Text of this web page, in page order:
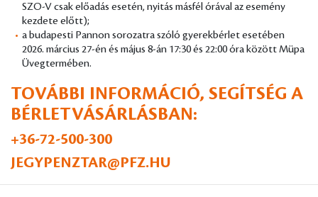
SZO-V csak előadás esetén, nyitás másfél órával az esemény
kezdete előtt);
a budapesti Pannon sorozatra szóló gyerekbérlet esetében
2026. március 27-én és május 8-án 17:30 és 22:00 óra között Müpa
Üvegtermében.
TOVÁBBI INFORMÁCIÓ, SEGÍTSÉG A
BÉRLETVÁSÁRLÁSBAN:
+36-72-500-300
JEGYPENZTAR@PFZ.HU